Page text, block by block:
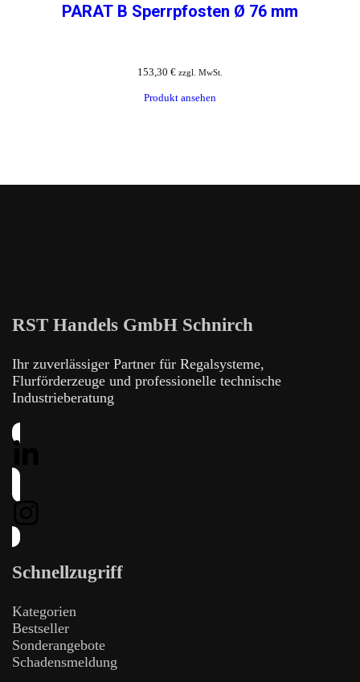
PARAT B Sperrpfosten Ø 76 mm
153,30 € zzgl. MwSt.
Produkt ansehen
RST Handels GmbH Schnirch
Ihr zuverlässiger Partner für Regalsysteme,
Flurförderzeuge und professionelle technische
Industrieberatung
Schnellzugriff
Kategorien
Bestseller
Sonderangebote
Schadensmeldung